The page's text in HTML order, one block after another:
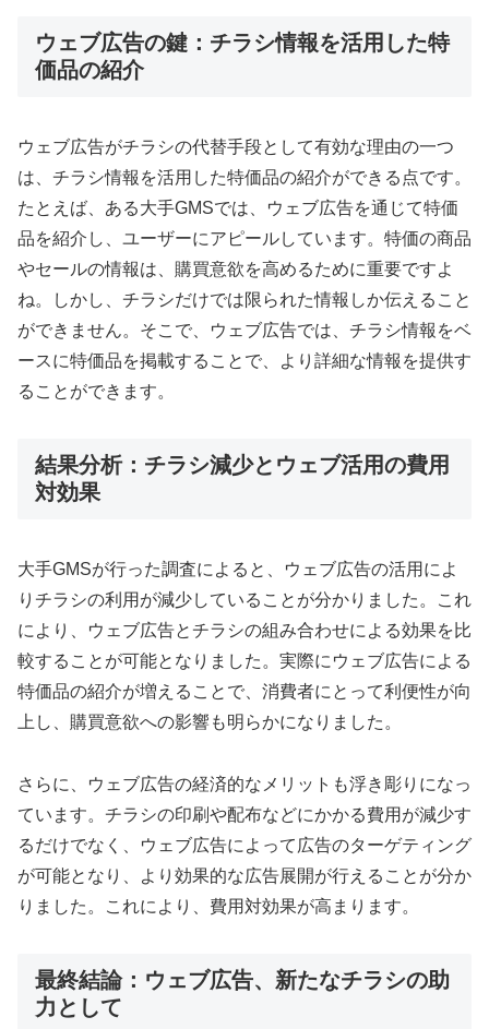
ウェブ広告の鍵：チラシ情報を活用した特
価品の紹介
ウェブ広告がチラシの代替手段として有効な理由の一つ
は、チラシ情報を活用した特価品の紹介ができる点です。
たとえば、ある大手GMSでは、ウェブ広告を通じて特価
品を紹介し、ユーザーにアピールしています。特価の商品
やセールの情報は、購買意欲を高めるために重要ですよ
ね。しかし、チラシだけでは限られた情報しか伝えること
ができません。そこで、ウェブ広告では、チラシ情報をベ
ースに特価品を掲載することで、より詳細な情報を提供す
ることができます。
結果分析：チラシ減少とウェブ活用の費用
対効果
大手GMSが行った調査によると、ウェブ広告の活用によ
りチラシの利用が減少していることが分かりました。これ
により、ウェブ広告とチラシの組み合わせによる効果を比
較することが可能となりました。実際にウェブ広告による
特価品の紹介が増えることで、消費者にとって利便性が向
上し、購買意欲への影響も明らかになりました。
さらに、ウェブ広告の経済的なメリットも浮き彫りになっ
ています。チラシの印刷や配布などにかかる費用が減少す
るだけでなく、ウェブ広告によって広告のターゲティング
が可能となり、より効果的な広告展開が行えることが分か
りました。これにより、費用対効果が高まります。
最終結論：ウェブ広告、新たなチラシの助
力として